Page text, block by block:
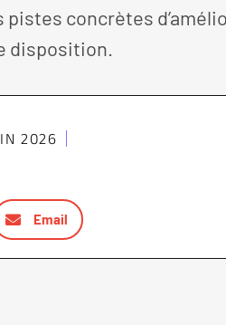
concrètes
disposition.
2026
Email